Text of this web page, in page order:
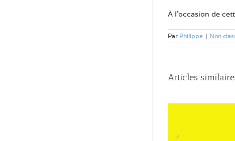
À l’occasion de
Par Philippe | Non
Articles